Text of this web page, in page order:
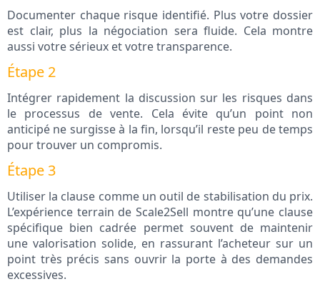
Documenter chaque risque identifié. Plus votre dossier
est clair, plus la négociation sera fluide. Cela montre
aussi votre sérieux et votre transparence.
Étape 2
Intégrer rapidement la discussion sur les risques dans
le processus de vente. Cela évite qu’un point non
anticipé ne surgisse à la fin, lorsqu’il reste peu de temps
pour trouver un compromis.
Étape 3
Utiliser la clause comme un outil de stabilisation du prix.
L’expérience terrain de Scale2Sell montre qu’une clause
spécifique bien cadrée permet souvent de maintenir
une valorisation solide, en rassurant l’acheteur sur un
point très précis sans ouvrir la porte à des demandes
excessives.